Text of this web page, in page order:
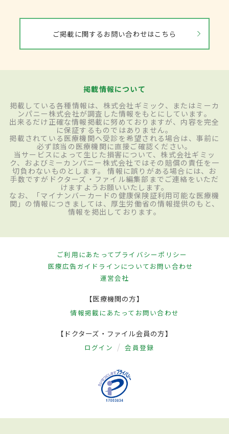
ご掲載に関するお問い合わせはこちら
掲載情報について
掲載している各種情報は、株式会社ギミック、またはミーカ
ンパニー株式会社が調査した情報をもとにしています。
出来るだけ正確な情報掲載に努めておりますが、内容を完全
に保証するものではありません。
掲載されている医療機関へ受診を希望される場合は、事前に
必ず該当の医療機関に直接ご確認ください。
当サービスによって生じた損害について、株式会社ギミッ
ク、およびミーカンパニー株式会社ではその賠償の責任を一
切負わないものとします。 情報に誤りがある場合には、お
手数ですがドクターズ・ファイル編集部までご連絡をいただ
けますようお願いいたします。
なお、「マイナンバーカードの健康保険証利用可能な医療機
関」の情報につきましては、厚生労働省の情報提供のもと、
情報を掲出しております。
ご利用にあたってプライバシーポリシー
医療広告ガイドラインについてお問い合わせ
運営会社
【医療機関の方】
情報掲載にあたって お問い合わせ
【ドクターズ・ファイル会員の方】
ログイン 会員登録